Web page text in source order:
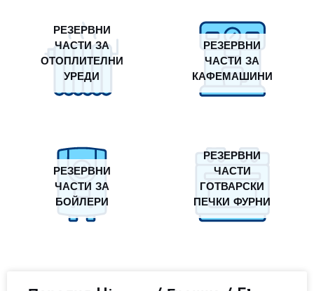
РЕЗЕРВНИ
ЧАСТИ ЗА
ОТОПЛИТЕЛНИ
УРЕДИ
РЕЗЕРВНИ
ЧАСТИ ЗА
КАФЕМАШИНИ
РЕЗЕРВНИ
ЧАСТИ ЗА
БОЙЛЕРИ
РЕЗЕРВНИ
ЧАСТИ
ГОТВАРСКИ
ПЕЧКИ ФУРНИ